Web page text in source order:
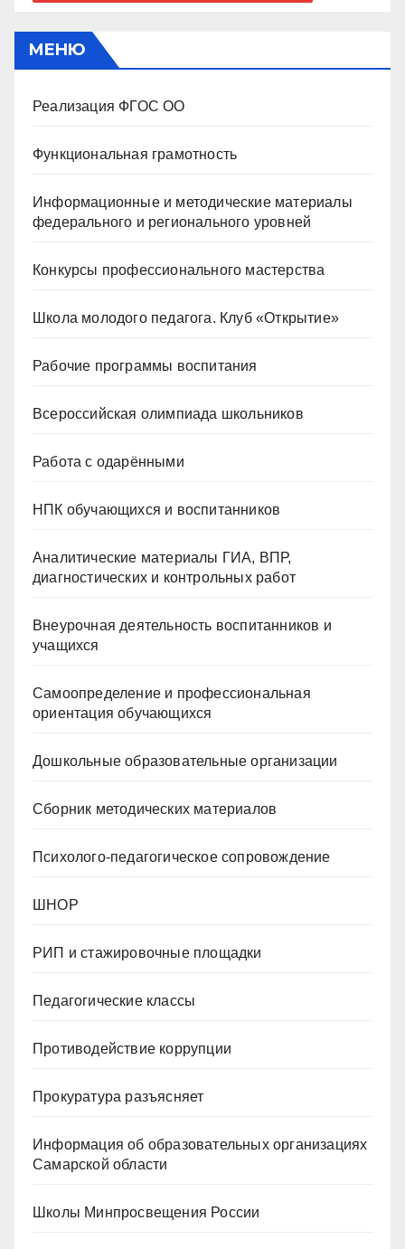
МЕНЮ
Реализация ФГОС ОО
Функциональная грамотность
Информационные и методические материалы
федерального и регионального уровней
Конкурсы профессионального мастерства
Школа молодого педагога. Клуб «Открытие»
Рабочие программы воспитания
Всероссийская олимпиада школьников
Работа с одарёнными
НПК обучающихся и воспитанников
Аналитические материалы ГИА, ВПР,
диагностических и контрольных работ
Внеурочная деятельность воспитанников и
учащихся
Самоопределение и профессиональная
ориентация обучающихся
Дошкольные образовательные организации
Сборник методических материалов
Психолого-педагогическое сопровождение
ШНОР
РИП и стажировочные площадки
Педагогические классы
Противодействие коррупции
Прокуратура разъясняет
Информация об образовательных организациях
Самарской области
Школы Минпросвещения России